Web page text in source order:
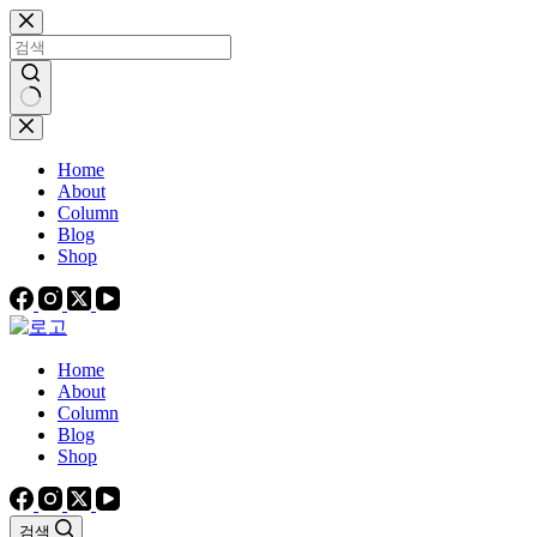
본
문
으
로
건
너
결
Home
About
Column
Blog
Shop
Home
About
Column
Blog
Shop
검색